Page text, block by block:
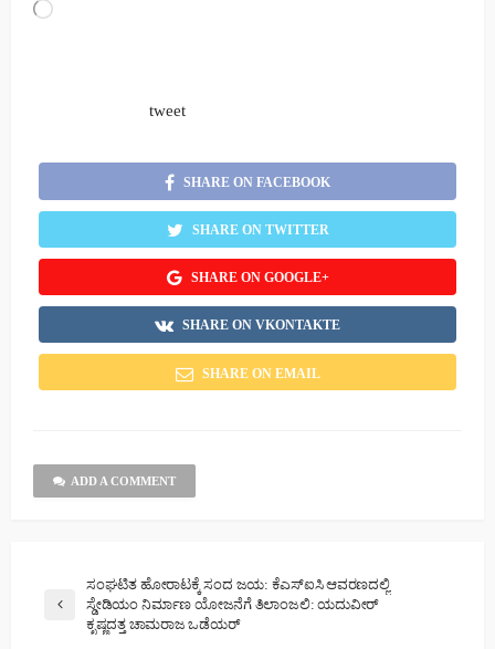
Loading…
tweet
SHARE ON FACEBOOK
SHARE ON TWITTER
SHARE ON GOOGLE+
SHARE ON VKONTAKTE
SHARE ON EMAIL
ADD A COMMENT
ಸಂಘಟಿತ ಹೋರಾಟಕ್ಕೆ ಸಂದ ಜಯ: ಕೆಎಸ್‌ಐಸಿ ಆವರಣದಲ್ಲಿ
ಸ್ಡೇಡಿಯಂ ನಿರ್ಮಾಣ ಯೋಜನೆಗೆ ತಿಲಾಂಜಲಿ: ಯದುವೀರ್‌
ಕೃಷ್ಣದತ್ತ ಚಾಮರಾಜ ಒಡೆಯರ್‌